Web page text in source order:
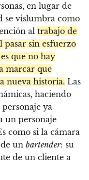
en lugar de
se vislumbra como
al trabajo de
sin esfuerzo
que no hay
marcar que
nueva historia. Las
haciendo
ya
un personaje
como si la cámara
un bartender: su
de un cliente a